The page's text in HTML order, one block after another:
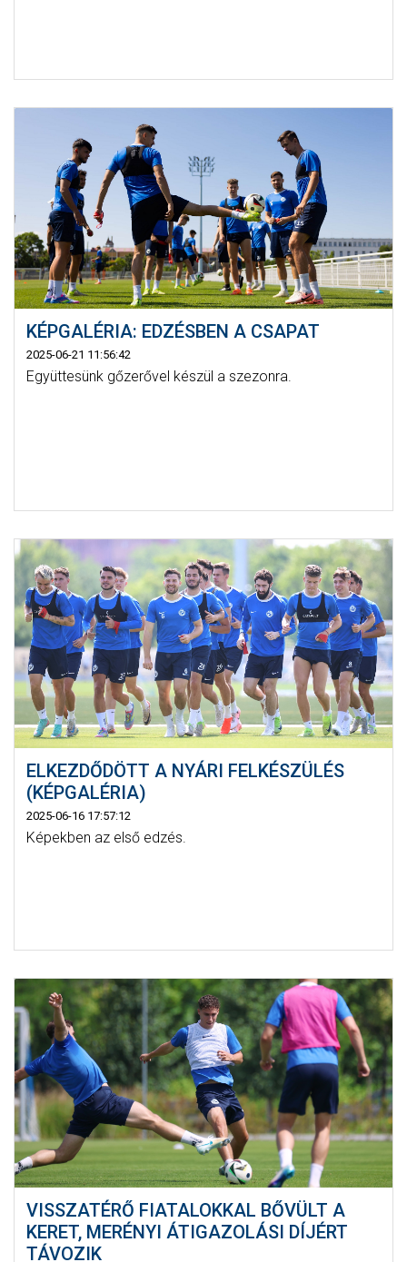
KÉPGALÉRIA: EDZÉSBEN A CSAPAT
2025-06-21 11:56:42
Együttesünk gőzerővel készül a szezonra.
ELKEZDŐDÖTT A NYÁRI FELKÉSZÜLÉS
(KÉPGALÉRIA)
2025-06-16 17:57:12
Képekben az első edzés.
VISSZATÉRŐ FIATALOKKAL BŐVÜLT A
KERET, MERÉNYI ÁTIGAZOLÁSI DÍJÉRT
TÁVOZIK